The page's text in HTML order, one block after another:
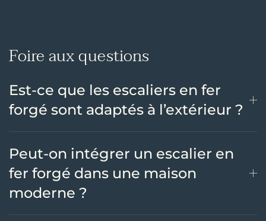
Foire aux questions
Est-ce que les escaliers en fer
forgé sont adaptés à l’extérieur ?
Peut-on intégrer un escalier en
fer forgé dans une maison
moderne ?